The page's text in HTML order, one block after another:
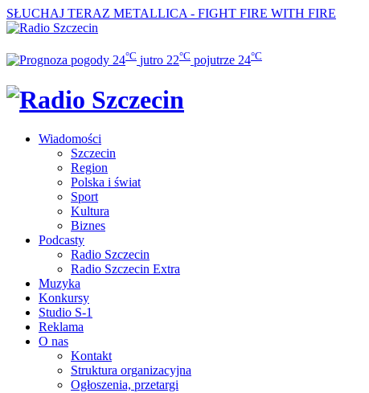
SŁUCHAJ TERAZ METALLICA - FIGHT FIRE WITH FIRE
24°C jutro 22°C pojutrze 24°C
Wiadomości
Szczecin
Region
Polska i świat
Sport
Kultura
Biznes
Podcasty
Radio Szczecin
Radio Szczecin Extra
Muzyka
Konkursy
Studio S-1
Reklama
O nas
Kontakt
Struktura organizacyjna
Ogłoszenia, przetargi